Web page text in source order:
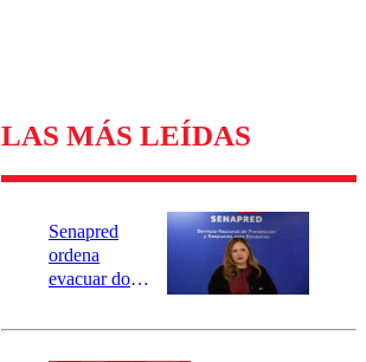
LAS MÁS LEÍDAS
Senapred
ordena
evacuar dos
Carahue por